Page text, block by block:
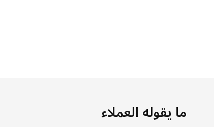
ما يقوله العملاء